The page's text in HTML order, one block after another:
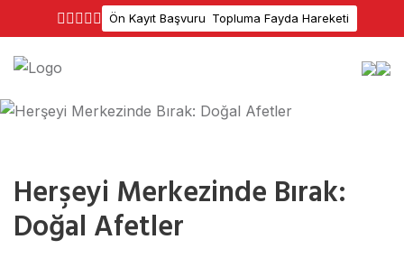
Ön Kayıt Başvuru Topluma Fayda Hareketi
Herşeyi Merkezinde Bırak:
Doğal Afetler